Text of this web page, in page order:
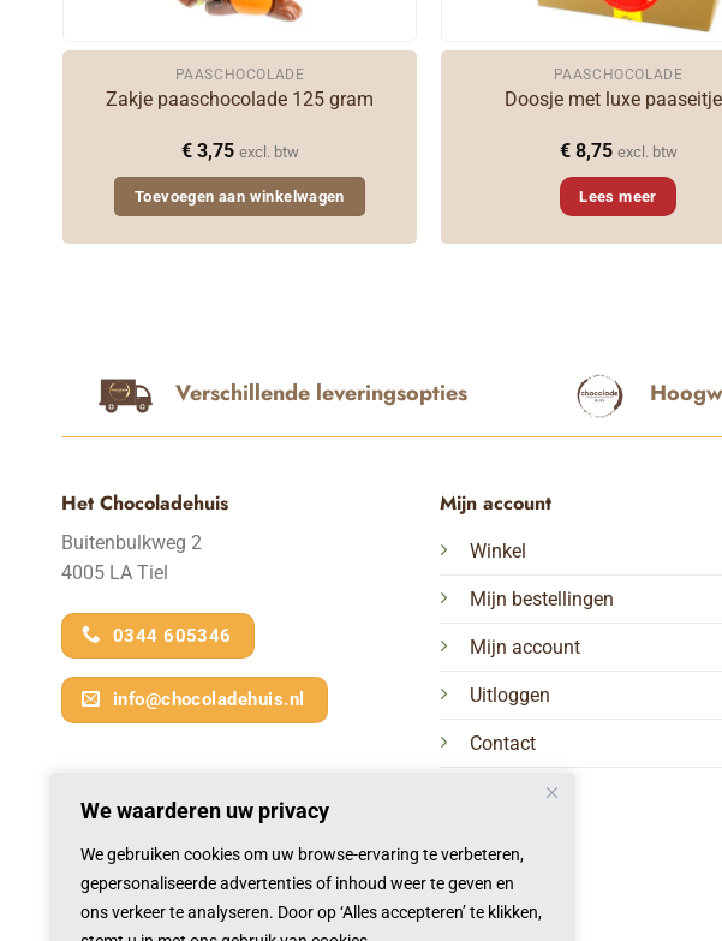
We waarderen uw privacy
We gebruiken cookies om uw browse-ervaring te verbeteren,
gepersonaliseerde advertenties of inhoud weer te geven en
ons verkeer te analyseren. Door op ‘Alles accepteren’ te klikken,
PAASCHOCOLADE
Zakje paaschocolade 125 gram
€3,75 excl. btw
Toevoegen aan winkelwagen
PAASCHOCOLADE
Doosje met luxe
€8,75 excl. btw
Lees meer
Verschillende leveringsopties
Het Chocoladehuis
Buitenbulkweg 2
4005 LA Tiel
0344 605346
info@chocoladehuis.nl
Mijn account
Winkel
Mijn bestellingen
Mijn account
Uitloggen
Contact